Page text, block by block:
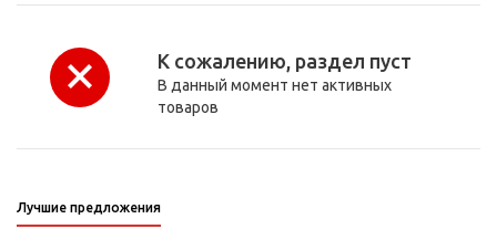
К сожалению, раздел пуст
В данный момент нет активных
товаров
Лучшие предложения